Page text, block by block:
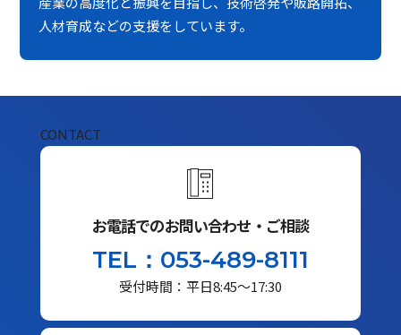
人材育成などの支援をしています。
CONTACT
お電話でのお問い合わせ・ご相談
TEL：053-489-8111
受付時間：平日8:45～17:30